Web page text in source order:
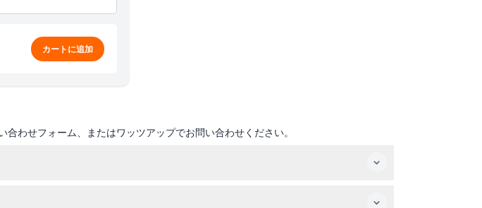
カートに追加
わせフォーム、またはワッツアップでお問い合わせください。